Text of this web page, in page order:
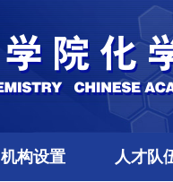
机构设置 人才队